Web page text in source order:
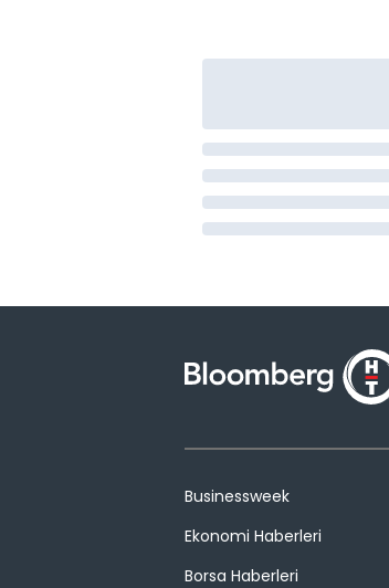
Businessweek
Ekonomi Haberleri
Borsa Haberleri